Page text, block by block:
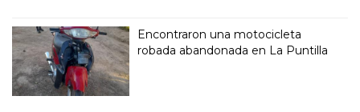
Encontraron una motocicleta
robada abandonada en La Puntilla